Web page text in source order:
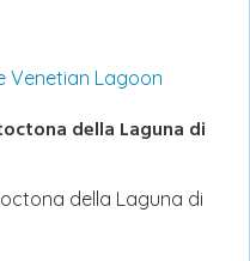
della Laguna di
della Laguna di